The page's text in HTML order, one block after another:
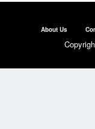
About Us